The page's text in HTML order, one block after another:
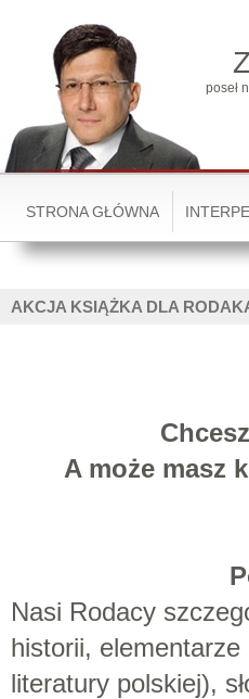
poseł
STRONA GŁÓWNA
AKCJA KSIĄŻKA DLA
A może masz
Nasi Rodacy
historii,
literatury polskiej),